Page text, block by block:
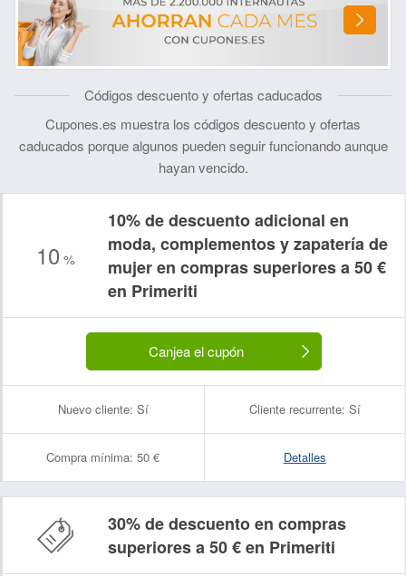
Códigos descuento y ofertas caducados
Cupones.es muestra los códigos descuento y ofertas
caducados porque algunos pueden seguir funcionando aunque
hayan vencido.
10 %
10% de descuento adicional en
moda, complementos y zapatería de
mujer en compras superiores a 50 €
en Primeriti
Canjea el cupón
Nuevo cliente: Sí Cliente recurrente: Sí
Compra mínima: 50 € Detalles
30% de descuento en compras
superiores a 50 € en Primeriti